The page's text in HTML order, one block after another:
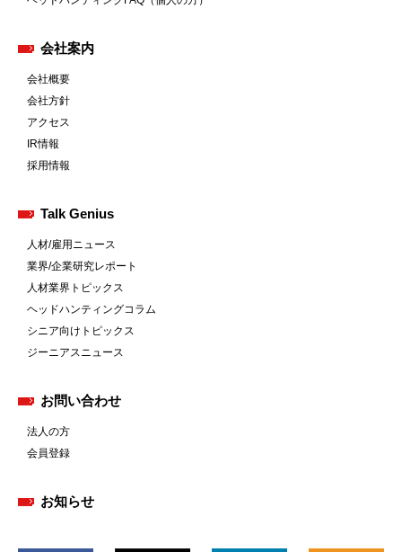
会社案内
会社概要
会社方針
アクセス
IR情報
採用情報
Talk Genius
人材/雇用ニュース
業界/企業研究レポート
人材業界トピックス
ヘッドハンティングコラム
シニア向けトピックス
ジーニアスニュース
お問い合わせ
法人の方
会員登録
お知らせ